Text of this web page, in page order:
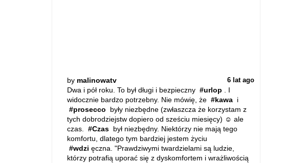
by malinowatv 6 lat ago
Dwa i pół roku. To był długi i bezpieczny #urlop . I
widocznie bardzo potrzebny. Nie mówię, że #kawa i
#prosecco były niezbędne (zwłaszcza że korzystam z
tych dobrodziejstw dopiero od sześciu miesięcy) ☺ ale
czas. #Czas był niezbędny. Niektórzy nie mają tego
komfortu, dlatego tym bardziej jestem życiu
#wdzi ęczna. "Prawdziwymi twardzielami są ludzie,
którzy potrafią uporać się z dyskomfortem i wrażliwością